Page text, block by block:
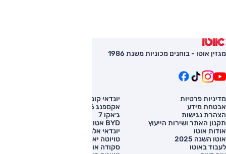
מגזין אוטו - בוחנים מכוניות משנת 1986
מדיניות פרטיות
אבטחת מידע
הצהרת נגישות
תקנון האתר ושירות הייעוץ
אודות אוטו
אוטו השנה 2025
לעבוד באוטו
יונדאי קונה
אקספנג G6
ג׳אקו 7
BYD אטו 3
יונדאי אלנטרה
טויוטה יאריס קרוס
סקודה אוקטביה